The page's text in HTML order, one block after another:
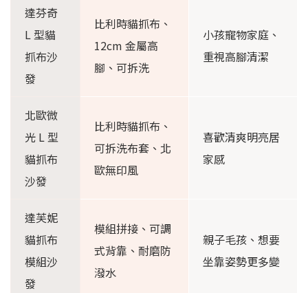
達芬奇
L 型貓
抓布沙
發
比利時貓抓布、
12cm 金屬高
腳、可拆洗
小孩寵物家庭、
重視高腳清潔
北歐微
光 L 型
貓抓布
沙發
比利時貓抓布、
可拆洗布套、北
歐無印風
喜歡清爽明亮居
家感
達芙妮
貓抓布
模組沙
發
模組拼接、可調
式背靠、耐磨防
潑水
親子毛孩、想要
坐靠姿勢更多變